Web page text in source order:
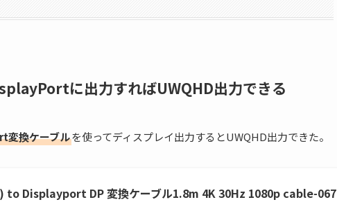
に出力すればUWQHD出力できる
換ケーブルを使ってディスプレイ出力するとUWQHD出力できた。
to Displayport DP 変換ケーブル1.8m 4K 30Hz 1080p cable-067